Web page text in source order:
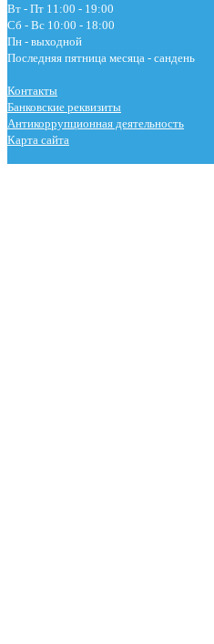
Вт - Пт 11:00 - 19:00
Сб - Вс 10:00 - 18:00
Пн - выходной
Последняя пятница месяца - сандень
Контакты
Банковские реквизиты
Антикоррупционная деятельность
Карта сайта